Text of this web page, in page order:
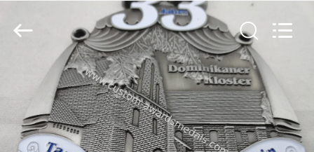
ДОМ
ПРОДУКТЫ
Reserved.
Developed